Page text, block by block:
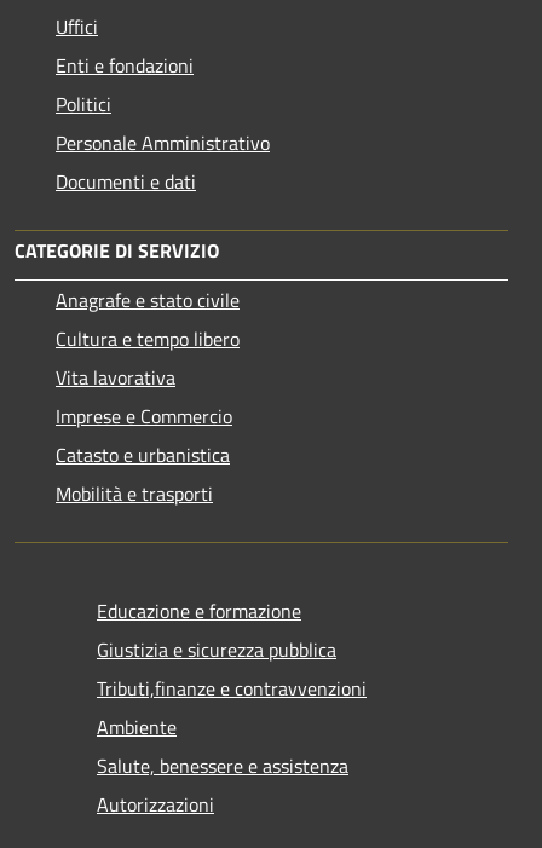
Uffici
Enti e fondazioni
Politici
Personale Amministrativo
Documenti e dati
CATEGORIE DI SERVIZIO
Anagrafe e stato civile
Cultura e tempo libero
Vita lavorativa
Imprese e Commercio
Catasto e urbanistica
Mobilità e trasporti
Educazione e formazione
Giustizia e sicurezza pubblica
Tributi,finanze e contravvenzioni
Ambiente
Salute, benessere e assistenza
Autorizzazioni